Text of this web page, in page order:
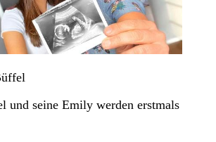
und seine Emily werden erstmals